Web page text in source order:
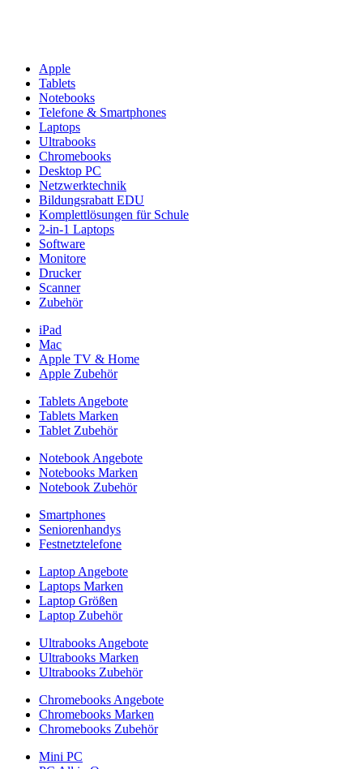
Apple
Tablets
Notebooks
Telefone & Smartphones
Laptops
Ultrabooks
Chromebooks
Desktop PC
Netzwerktechnik
Bildungsrabatt EDU
Komplettlösungen für Schule
2-in-1 Laptops
Software
Monitore
Drucker
Scanner
Zubehör
iPad
Mac
Apple TV & Home
Apple Zubehör
Tablets Angebote
Tablets Marken
Tablet Zubehör
Notebook Angebote
Notebooks Marken
Notebook Zubehör
Smartphones
Seniorenhandys
Festnetztelefone
Laptop Angebote
Laptops Marken
Laptop Größen
Laptop Zubehör
Ultrabooks Angebote
Ultrabooks Marken
Ultrabooks Zubehör
Chromebooks Angebote
Chromebooks Marken
Chromebooks Zubehör
Mini PC